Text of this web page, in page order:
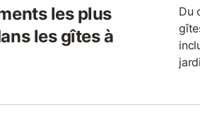
les plus
les gîtes à
Du